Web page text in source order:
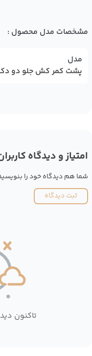
مشخصات مدل محصول :
مدل
پشت کمر کش جلو دو
امتیاز و دیدگاه
شما هم دیدگاه خود را
ثبت دیدگاه
تاکنون